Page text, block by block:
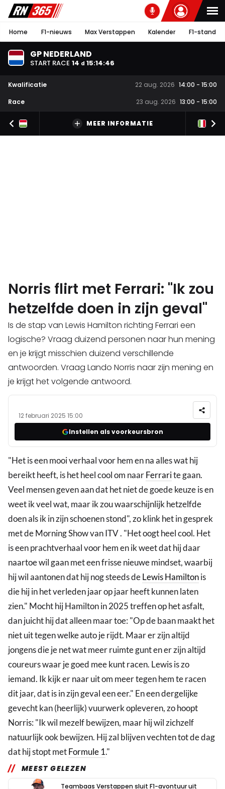
Home F1-nieuws Max Verstappen Kalender F1-stand
GP NEDERLAND
START RACE 14 d 15:14:45
Kwalificatie 22 aug. 2026 14:00 - 15:00
Race
23 aug. 2026 13:00 - 15:00
MEER INFORMATIE
Norris flirt met Ferrari: "Ik zou
hetzelfde doen in zijn geval"
Is de stap van Lewis Hamilton richting Ferrari een
logische? Vraag duizend personen naar hun mening
en je krijgt misschien duizend verschillende
antwoorden. Vraag Lando Norris naar zijn mening en
je krijgt het volgende antwoord.
12 februari 2025 15:00
Instellen als voorkeursbron
"Het is een mooi verhaal voor hem en na alles wat hij
bereikt heeft, is het heel cool om naarFerrarite gaan.
Veel mensen geven aan dat het niet de goede keuze is en
weet ik veel wat, maar ik zou waarschijnlijk hetzelfde
doen als ik in zijn schoenen stond", zo klink het in gesprek
met de Morning Show van ITV . "Het oogt heel cool. Het
is een prachtverhaal voor hem en ik weet dat hij daar
naartoe wil gaan met een frisse nieuwe mindset, waarbij
hij wil aantonen dat hij nog steeds deLewis Hamiltonis
die hij in het verleden jaar op jaar heeft kunnen laten
zien." Mocht hij Hamilton in 2025 treffen op het asfalt,
dan juicht hij dat alleen maar toe: "Op de baan maakt het
niet uit tegen welke auto je rijdt. Maar er zijn altijd
jongens die je net wat meer ruimte gunt en er zijn altijd
coureurs waar je goed mee kunt racen. Lewis is zo
iemand. Ik kijk er naar uit om meer tegen hem te racen
dit jaar, dat is in zijn geval een eer." En een dergelijke
gevecht kan (heerlijk) vuurwerk opleveren, zo hoopt
Norris: "Ik wil mezelf bewijzen, maar hij wil zichzelf
natuurlijk ook bewijzen. Hij zal blijven vechten tot de dag
dat hij stopt metFormule 1."
MEEST GELEZEN
Teambaas Verstappen sluit F1-avontuur uit